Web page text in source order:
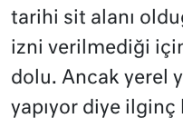
tarihi sit alanı
izni verilmediği
dolu. Ancak yerel
yapıyor diye ilginç